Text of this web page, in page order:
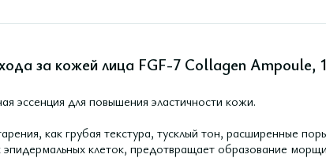
за кожей лица FGF-7 Collagen Ampoule,
эссенция для повышения эластичности кожи.
как грубая текстура, тусклый тон, расширенные
клеток, предотвращает образование